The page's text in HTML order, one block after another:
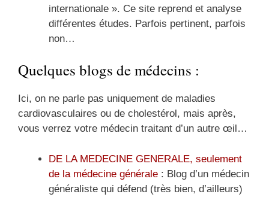
internationale ». Ce site reprend et analyse
différentes études. Parfois pertinent, parfois
non…
Quelques blogs de médecins :
Ici, on ne parle pas uniquement de maladies
cardiovasculaires ou de cholestérol, mais après,
vous verrez votre médecin traitant d’un autre œil…
DE LA MEDECINE GENERALE, seulement
de la médecine générale : Blog d’un médecin
généraliste qui défend (très bien, d’ailleurs)